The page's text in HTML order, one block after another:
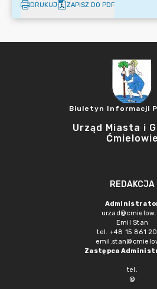
DRUKUJ ZAPISZ DO PDF
Biuletyn Informacji
Urząd Miasta i
Ćmielowie
REDAKCJA
Emil Stan
tel. +48 15 861
Zastępca
tel.
@